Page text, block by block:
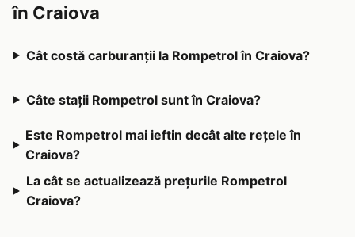
în Craiova
Cât costă carburanții la Rompetrol în Craiova?
Câte stații Rompetrol sunt în Craiova?
Este Rompetrol mai ieftin decât alte rețele în
Craiova?
La cât se actualizează prețurile Rompetrol
Craiova?